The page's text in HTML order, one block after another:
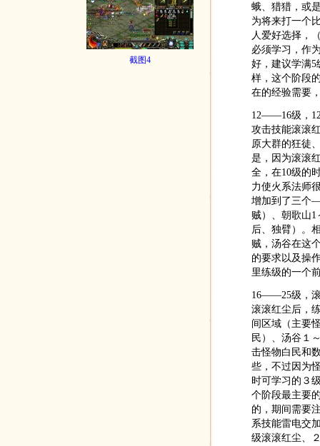
截图4
蛾、猎猎，或
为将来打一个
人爱好选择，
必须学习，作
好，建议学满
样，这个阶段
在的经验需要
12——16级，
攻击技能滚滚
原大群的狂徒
是，因为滚滚
全，在10级的
力使火系法师
增加到了三个
贼）、朝歌山
后、独臂）。
贼，汤谷在这
的要求以及操
里练级的一个
16——25级，滚
滚滚红尘后，
间区域（主要
民）、汤谷１
击怪物白民和
些，不过因为
时可学习的３
个阶段最主要
的，期间需要
系技能雷电交
级滚滚红尘、